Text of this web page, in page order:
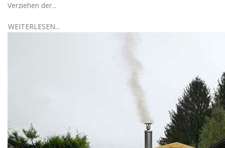
Verziehen der...
WEITERLESEN...